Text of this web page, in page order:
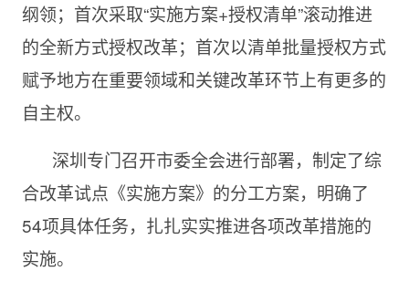
纲领；首次采取“实施方案+授权清单”滚动推进
的全新方式授权改革；首次以清单批量授权方式
赋予地方在重要领域和关键改革环节上有更多的
自主权。
深圳专门召开市委全会进行部署，制定了综
合改革试点《实施方案》的分工方案，明确了
54项具体任务，扎扎实实推进各项改革措施的
实施。